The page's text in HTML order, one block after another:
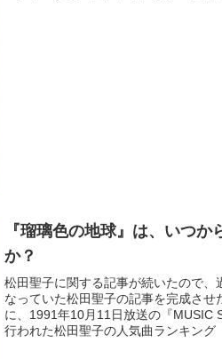
『瑠璃色の地球』は、いつか
か？
松田聖子に関する記事が続いたので、
なっていた松田聖子の記事を完成さ
に、1991年10月11日放送の『MUSIC
行われた松田聖子の人気曲ランキング